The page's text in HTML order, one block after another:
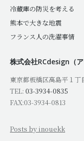
冷蔵庫の防災を考える
熊本で大きな地震
フランス人の洗濯事情
株式会社RCdesign（ア
東京都板橋区高島平１丁
TEL: 03-3934-0835
FAX:03-3934-0813
Posts by inouekk